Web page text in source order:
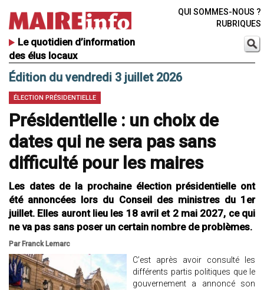
Le quotidien d’information
des élus locaux
QUI SOMMES-NOUS ?
RUBRIQUES
Édition du vendredi 3 juillet 2026
ÉLECTION PRÉSIDENTIELLE
Présidentielle : un choix de
dates qui ne sera pas sans
difficulté pour les maires
Les dates de la prochaine élection présidentielle ont
été annoncées lors du Conseil des ministres du 1er
juillet. Elles auront lieu les 18 avril et 2 mai 2027, ce qui
ne va pas sans poser un certain nombre de problèmes.
Par Franck Lemarc
C’est après avoir consulté les
différents partis politiques que le
gouvernement a annoncé son